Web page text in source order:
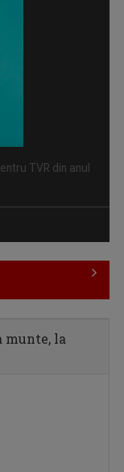
TVR din anul
munte, la